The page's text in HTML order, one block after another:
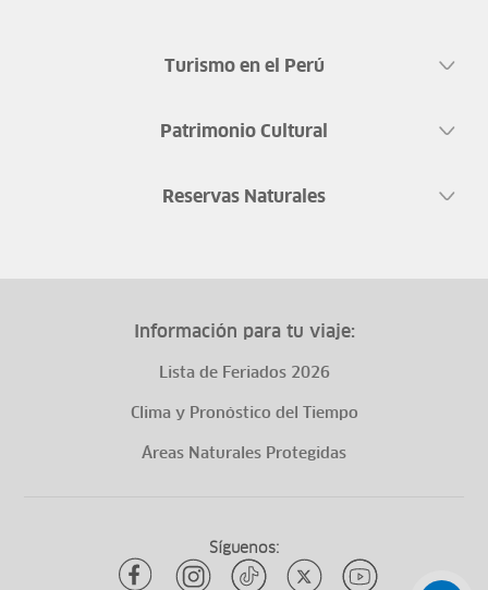
Turismo en el Perú
Patrimonio Cultural
Reservas Naturales
Información para tu viaje:
Lista de Feriados 2026
Clima y Pronóstico del Tiempo
Áreas Naturales Protegidas
Síguenos: